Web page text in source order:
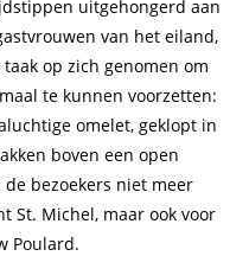
uitgehongerd aan
van het eiland,
op zich genomen om
te kunnen voorzetten:
omelet, geklopt in
boven een open
bezoekers niet meer
St. Michel, maar ook voor
Poulard.